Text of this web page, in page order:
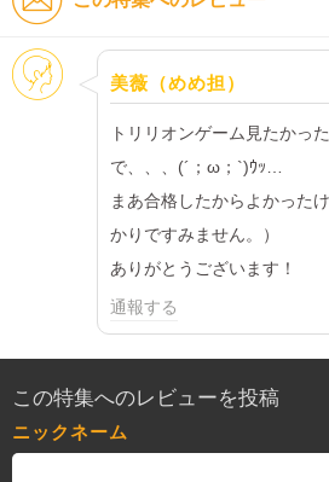
そのほか
美薇（めめ担）
トリリオンゲーム見たかっ
で、、、(´；ω；`)ｳｯ…
まあ合格したからよかった
かりですみません。）
ありがとうございます！
通報する
この特集へのレビューを投稿
ニックネーム